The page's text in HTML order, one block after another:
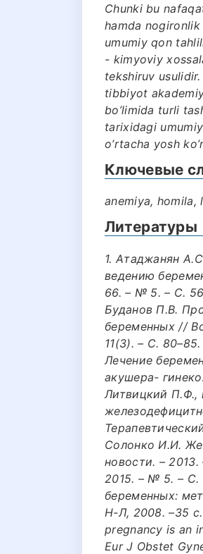
Chunki bu
hamda
umumiy qon
- kimyoviy
tekshiruv
tibbiyot
bo’limida turli
tarixidagi
o’rtacha yosh
Ключевые
anemiya,
Литературы
1. Атаджанян
ведению
66. – № 5. – С.
Буданов П.В.
беременных //
11(3). – C.
Лечение
акушера-
Литвицкий П.Ф.,
Солонко И.И.
новости. –
2015. – № 5. – C.
беременных:
Н-Л, 2008. –35
pregnancy is an
Eur J Obstet